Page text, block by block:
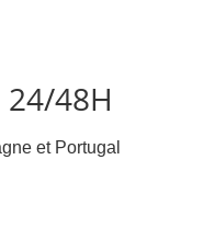
24/48H
et Portugal